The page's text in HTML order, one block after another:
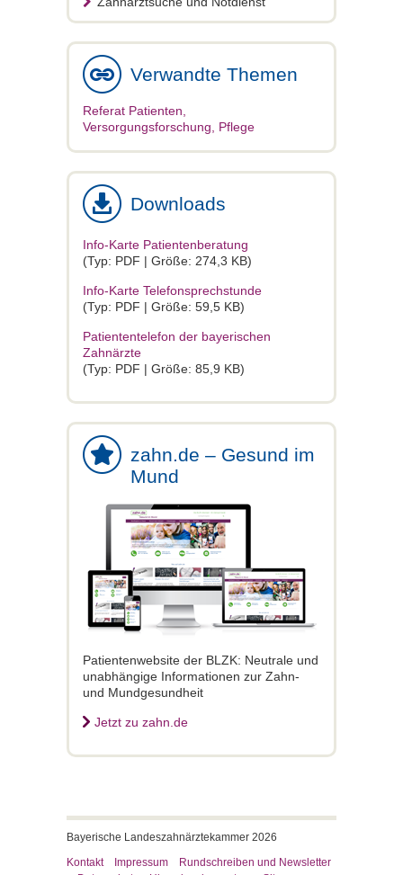
Verwandte Themen
Referat Patienten,
Versorgungsforschung, Pflege
Downloads
Info-Karte Patientenberatung
(Typ: PDF | Größe: 274,3 KB)
Info-Karte Telefonsprechstunde
(Typ: PDF | Größe: 59,5 KB)
Patiententelefon der bayerischen
Zahnärzte
(Typ: PDF | Größe: 85,9 KB)
zahn.de – Gesund im
Mund
Patientenwebsite der BLZK: Neutrale und
unabhängige Informationen zur Zahn-
und Mundgesundheit
Jetzt zu zahn.de
Bayerische Landeszahnärztekammer 2026
Kontakt
Impressum
Rundschreiben und Newsletter